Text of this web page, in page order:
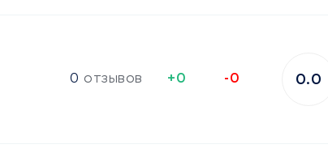
0 отзывов +0 -0 0.0